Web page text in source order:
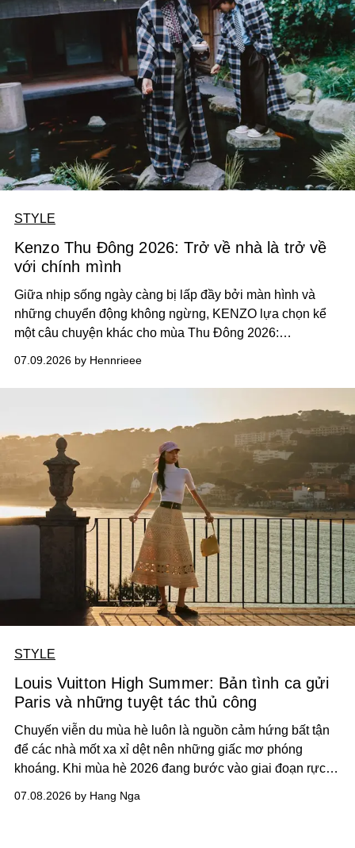
STYLE
Kenzo Thu Đông 2026: Trở về nhà là trở về
với chính mình
Giữa nhịp sống ngày càng bị lấp đầy bởi màn hình và
những chuyển động không ngừng, KENZO lựa chọn kể
một câu chuyện khác cho mùa Thu Đông 2026:
07.09.2026 by Hennrieee
STYLE
Louis Vuitton High Summer: Bản tình ca gửi
Paris và những tuyệt tác thủ công
Chuyến viễn du mùa hè luôn là nguồn cảm hứng bất tận
để các nhà mốt xa xỉ dệt nên những giấc mơ phóng
khoáng. Khi mùa hè 2026 đang bước vào giai đoạn rực
capsule mang tên High Summer, gói gọn tinh thần của
07.08.2026 by Hang Nga